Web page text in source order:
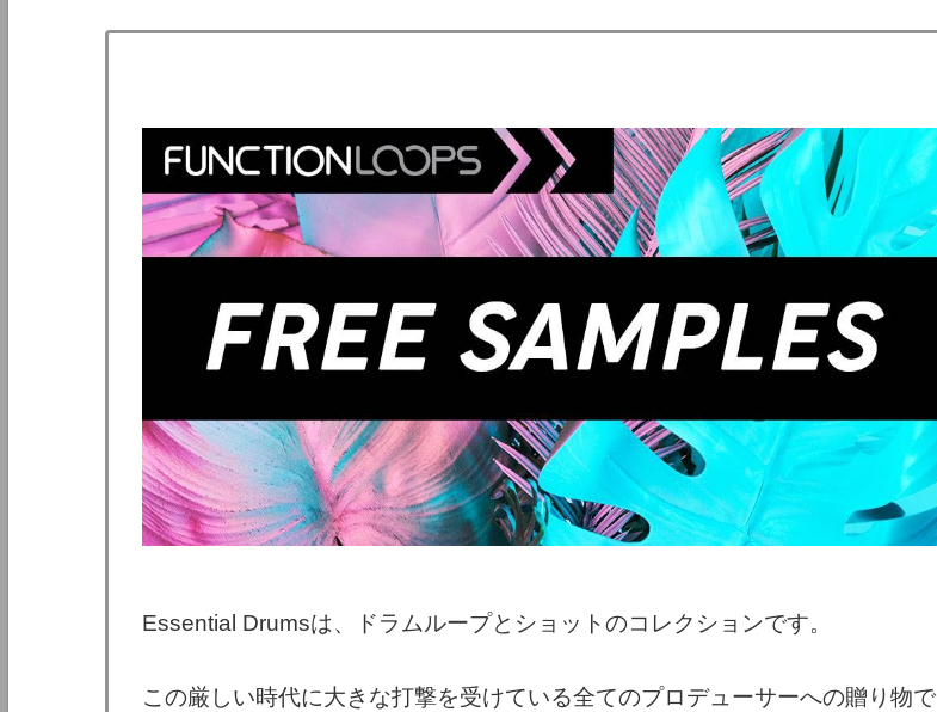
Essential Drumsは、ドラムループとショットのコレクションです。
この厳しい時代に大きな打撃を受けている全てのプロデューサーへの贈り物で